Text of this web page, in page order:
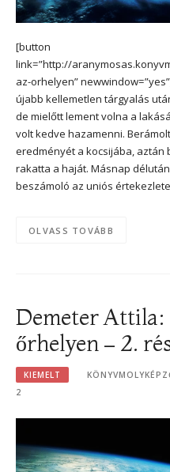
[button
link=”http://
az-orhelyen”
újabb kellemetlen tárgyalás
de mielőtt lement volna a
volt kedve hazamenni.
eredményét a kocsijába,
rakatta a haját. Másnap
beszámoló az uniós
OLVASS TOVÁBB
Demeter Attila:
őrhelyen – 2.
KIEMELT
2